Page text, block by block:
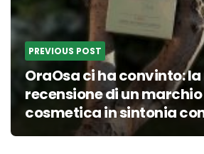
PREVIOUS POST
OraOsa ci ha convinto:
recensione di un
cosmetica in sintonia